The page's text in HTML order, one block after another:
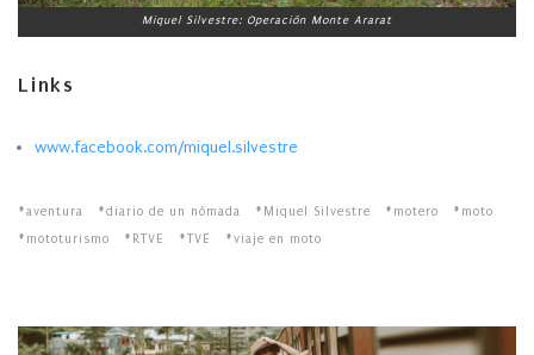
Miquel Silvestre: Operación Monte Ararat
Links
www.facebook.com/miquel.silvestre
aventura diario de un nómada Miquel Silvestre motero
moto
mototurismo
RTVE TVE viaje en moto